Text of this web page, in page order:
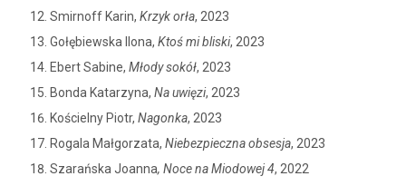
Smirnoff Karin, Krzyk orła, 2023
Gołębiewska Ilona, Ktoś mi bliski, 2023
Ebert Sabine, Młody sokół, 2023
Bonda Katarzyna, Na uwięzi, 2023
Kościelny Piotr, Nagonka, 2023
Rogala Małgorzata, Niebezpieczna obsesja, 2023
Szarańska Joanna, Noce na Miodowej 4, 2022